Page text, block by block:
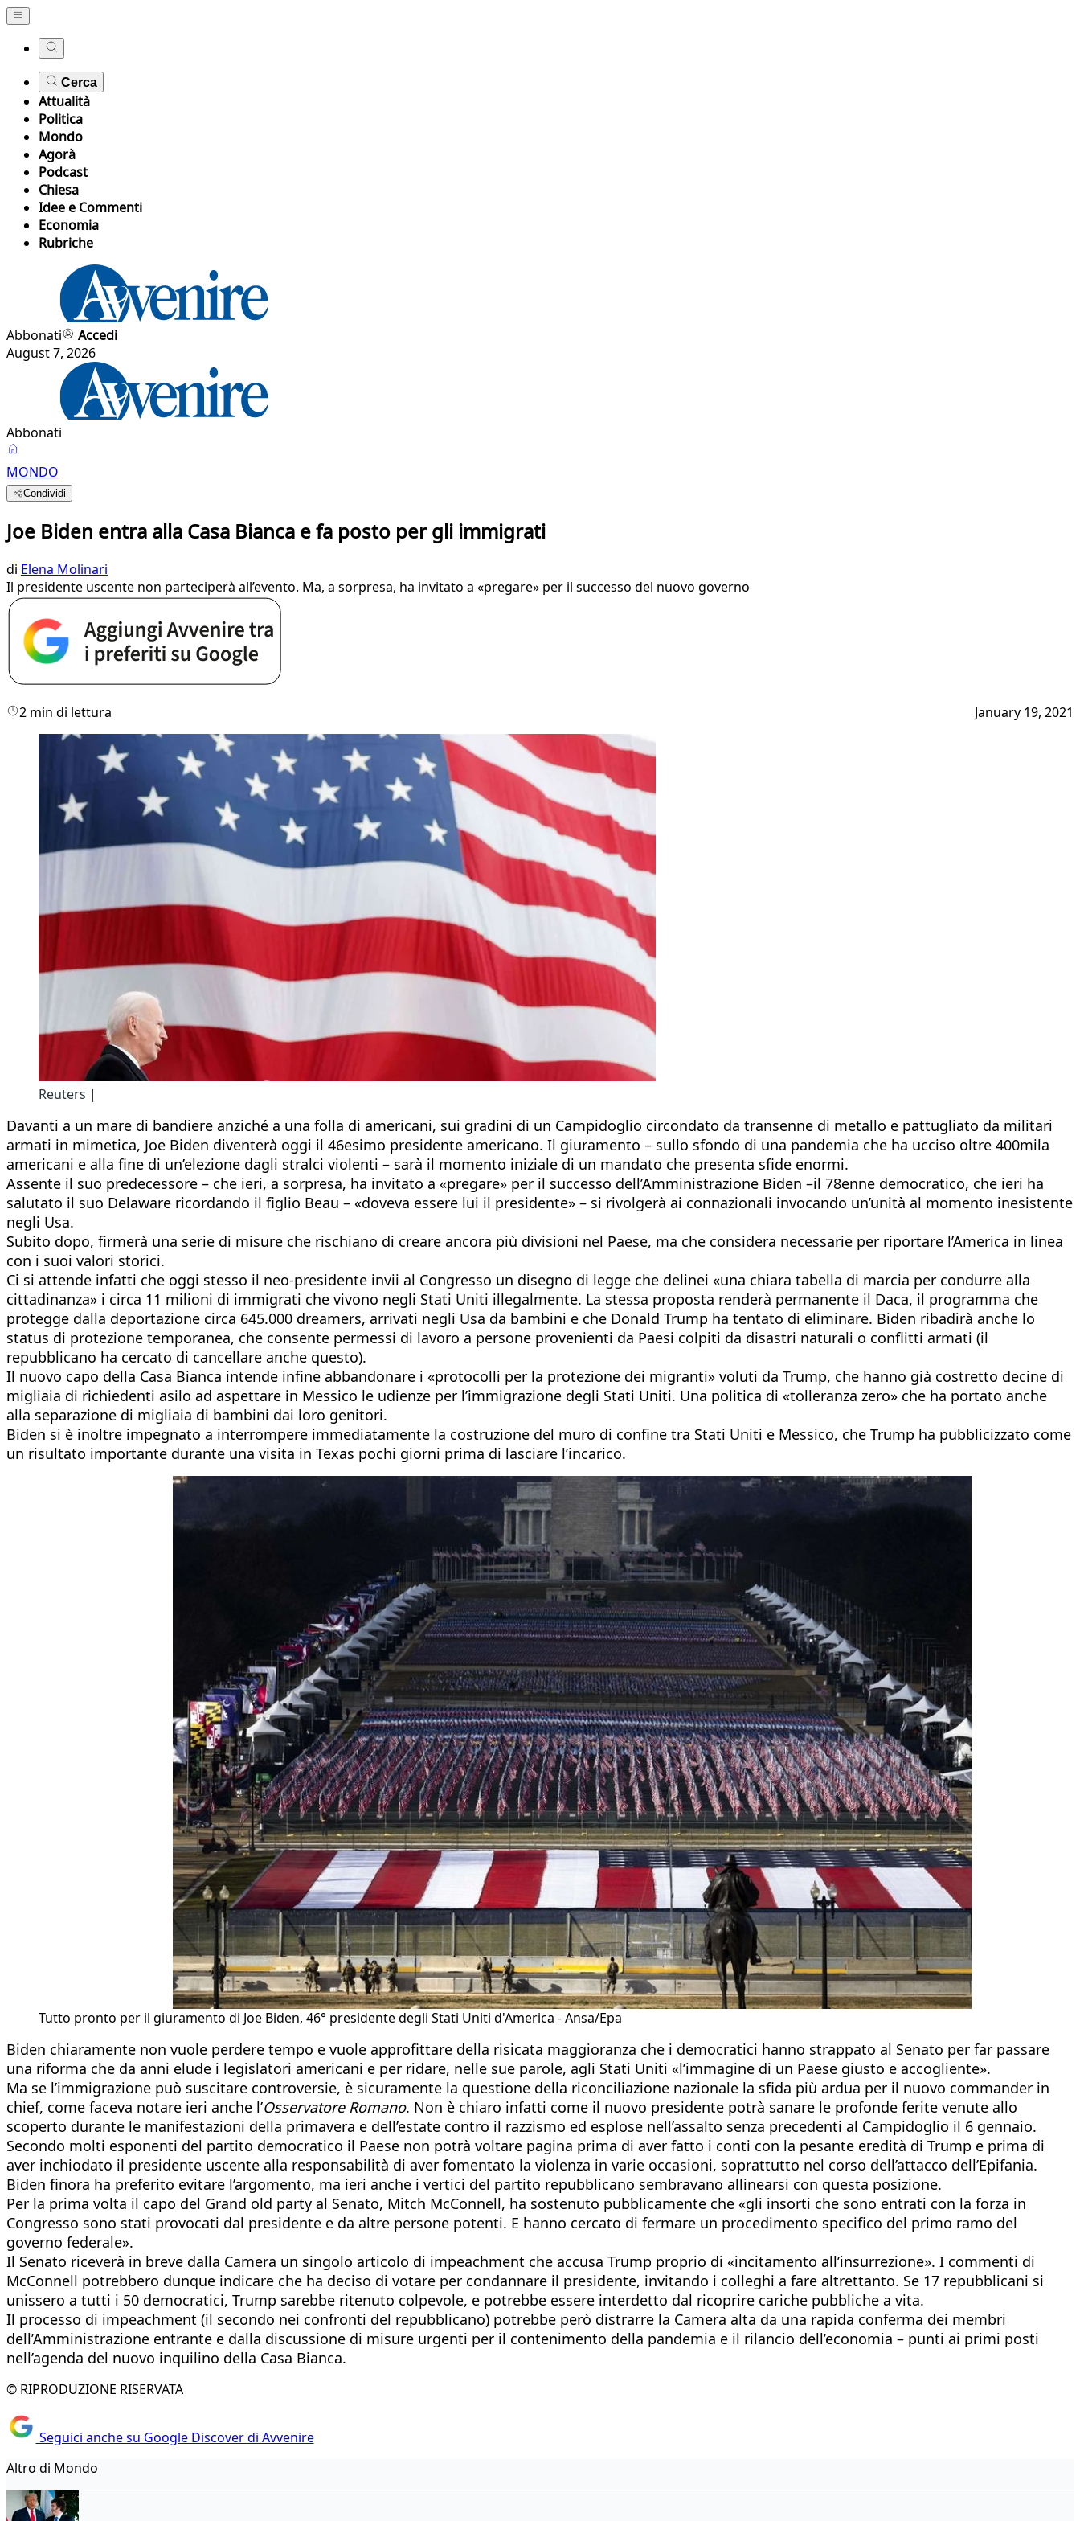
Cerca
Attualità
Politica
Mondo
Agorà
Podcast
Chiesa
Idee e Commenti
Economia
Rubriche
Abbonati
Accedi
August 7, 2026
Abbonati
MONDO
Condividi
Joe Biden entra alla Casa Bianca e fa posto per gli immigrati
di Elena Molinari
Il presidente uscente non parteciperà all’evento. Ma, a sorpresa, ha invitato a «pregare» per il successo del nuovo governo
2 min di lettura January 19, 2021
Reuters |
Davanti a un mare di bandiere anziché a una folla di americani, sui gradini di un Campidoglio circondato da transenne di metallo e pattugliato da militari
armati in mimetica, Joe Biden diventerà oggi il 46esimo presidente americano. Il giuramento – sullo sfondo di una pandemia che ha ucciso oltre 400mila
americani e alla fine di un’elezione dagli stralci violenti – sarà il momento iniziale di un mandato che presenta sfide enormi.
Assente il suo predecessore – che ieri, a sorpresa, ha invitato a «pregare» per il successo dell’Amministrazione Biden –il 78enne democratico, che ieri ha
salutato il suo Delaware ricordando il figlio Beau – «doveva essere lui il presidente» – si rivolgerà ai connazionali invocando un’unità al momento inesistente
negli Usa.
Subito dopo, firmerà una serie di misure che rischiano di creare ancora più divisioni nel Paese, ma che considera necessarie per riportare l’America in linea
con i suoi valori storici.
Ci si attende infatti che oggi stesso il neo-presidente invii al Congresso un disegno di legge che delinei «una chiara tabella di marcia per condurre alla
cittadinanza» i circa 11 milioni di immigrati che vivono negli Stati Uniti illegalmente. La stessa proposta renderà permanente il Daca, il programma che
protegge dalla deportazione circa 645.000 dreamers, arrivati negli Usa da bambini e che Donald Trump ha tentato di eliminare. Biden ribadirà anche lo
status di protezione temporanea, che consente permessi di lavoro a persone provenienti da Paesi colpiti da disastri naturali o conflitti armati (il
repubblicano ha cercato di cancellare anche questo).
Il nuovo capo della Casa Bianca intende infine abbandonare i «protocolli per la protezione dei migranti» voluti da Trump, che hanno già costretto decine di
migliaia di richiedenti asilo ad aspettare in Messico le udienze per l’immigrazione degli Stati Uniti. Una politica di «tolleranza zero» che ha portato anche
alla separazione di migliaia di bambini dai loro genitori.
Biden si è inoltre impegnato a interrompere immediatamente la costruzione del muro di confine tra Stati Uniti e Messico, che Trump ha pubblicizzato come
un risultato importante durante una visita in Texas pochi giorni prima di lasciare l’incarico.
Tutto pronto per il giuramento di Joe Biden, 46° presidente degli Stati Uniti d'America - Ansa/Epa
Biden chiaramente non vuole perdere tempo e vuole approfittare della risicata maggioranza che i democratici hanno strappato al Senato per far passare
una riforma che da anni elude i legislatori americani e per ridare, nelle sue parole, agli Stati Uniti «l’immagine di un Paese giusto e accogliente».
Ma se l’immigrazione può suscitare controversie, è sicuramente la questione della riconciliazione nazionale la sfida più ardua per il nuovo commander in
chief, come faceva notare ieri anche l’Osservatore Romano. Non è chiaro infatti come il nuovo presidente potrà sanare le profonde ferite venute allo
scoperto durante le manifestazioni della primavera e dell’estate contro il razzismo ed esplose nell’assalto senza precedenti al Campidoglio il 6 gennaio.
Secondo molti esponenti del partito democratico il Paese non potrà voltare pagina prima di aver fatto i conti con la pesante eredità di Trump e prima di
aver inchiodato il presidente uscente alla responsabilità di aver fomentato la violenza in varie occasioni, soprattutto nel corso dell’attacco dell’Epifania.
Biden finora ha preferito evitare l’argomento, ma ieri anche i vertici del partito repubblicano sembravano allinearsi con questa posizione.
Per la prima volta il capo del Grand old party al Senato, Mitch McConnell, ha sostenuto pubblicamente che «gli insorti che sono entrati con la forza in
Congresso sono stati provocati dal presidente e da altre persone potenti. E hanno cercato di fermare un procedimento specifico del primo ramo del
governo federale».
Il Senato riceverà in breve dalla Camera un singolo articolo di impeachment che accusa Trump proprio di «incitamento all’insurrezione». I commenti di
McConnell potrebbero dunque indicare che ha deciso di votare per condannare il presidente, invitando i colleghi a fare altrettanto. Se 17 repubblicani si
unissero a tutti i 50 democratici, Trump sarebbe ritenuto colpevole, e potrebbe essere interdetto dal ricoprire cariche pubbliche a vita.
Il processo di impeachment (il secondo nei confronti del repubblicano) potrebbe però distrarre la Camera alta da una rapida conferma dei membri
dell’Amministrazione entrante e dalla discussione di misure urgenti per il contenimento della pandemia e il rilancio dell’economia – punti ai primi posti
nell’agenda del nuovo inquilino della Casa Bianca.
© RIPRODUZIONE RISERVATA
Seguici anche su Google Discover di Avvenire
Altro di Mondo